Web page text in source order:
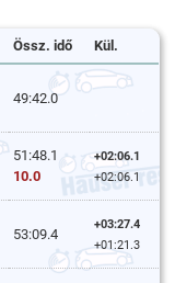
Össz. idő Kül.
49:42.0
51:48.1
10.0
+02:06.1
+02:06.1
53:09.4
+03:27.4
+01:21.3